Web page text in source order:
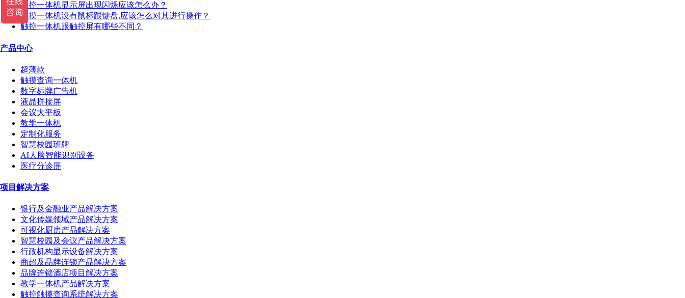
触控一体机显示屏出现闪烁应该怎么办？
触摸一体机没有鼠标跟键盘,应该怎么对其进行操作？
触控一体机跟触控屏有哪些不同？
产品中心
超薄款
触摸查询一体机
数字标牌广告机
液晶拼接屏
会议大平板
教学一体机
定制化服务
智慧校园班牌
AI人脸智能识别设备
医疗分诊屏
项目解决方案
银行及金融业产品解决方案
文化传媒领域产品解决方案
可视化厨房产品解决方案
智慧校园及会议产品解决方案
行政机构显示设备解决方案
商超及品牌连锁产品解决方案
品牌连锁酒店项目解决方案
教学一体机产品解决方案
触控触摸查询系统解决方案